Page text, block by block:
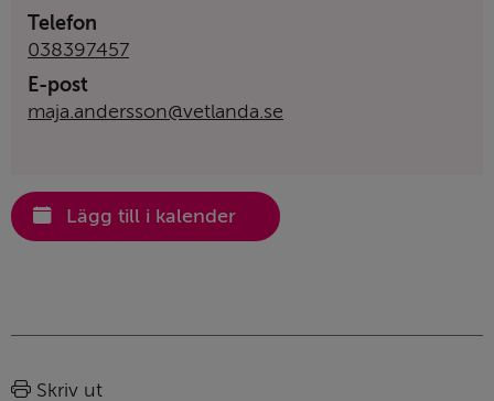
Telefon
038397457
E-post
maja.andersson@vetlanda.se
Lägg till i kalender
Skriv ut